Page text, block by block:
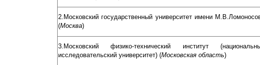
2.Московский государственный университет имени
(Москва)
3.Московский физико-технический институт
исследовательский университет) (Московская область)